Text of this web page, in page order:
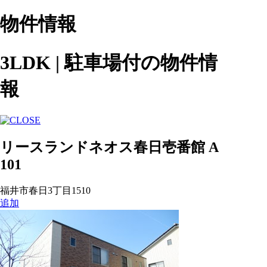
物件情報
3LDK | 駐車場付の物件情
報
リースランドネオス春日壱番館 A
101
福井市春日3丁目1510
追加